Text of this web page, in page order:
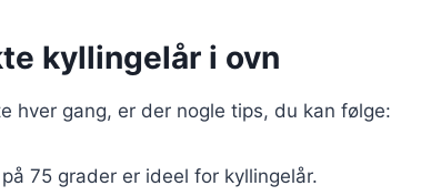
kyllingelår i ovn
hver gang, er der nogle tips, du kan følge:
75 grader er ideel for kyllingelår.